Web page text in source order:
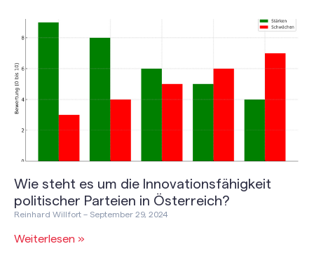
Wie steht es um die Innovationsfähigkeit
politischer Parteien in Österreich?
Reinhard Willfort September 29, 2024
Weiterlesen »